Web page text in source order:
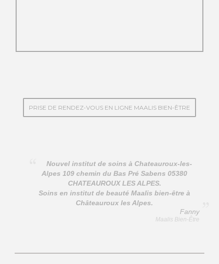
PRISE DE RENDEZ-VOUS EN LIGNE MAALIS BIEN-ÊTRE
Nouvel institut de soins à Chateauroux-les-
Alpes 109 chemin du Bas Pré Sabens 05380
CHATEAUROUX LES ALPES.
Soins en institut de beauté Maalis bien-être à
Châteauroux les Alpes.
Fanny
Maalis Bien-Être